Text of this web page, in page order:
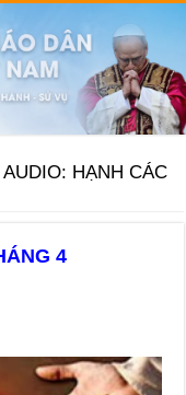
AUDIO: HẠNH CÁC
4